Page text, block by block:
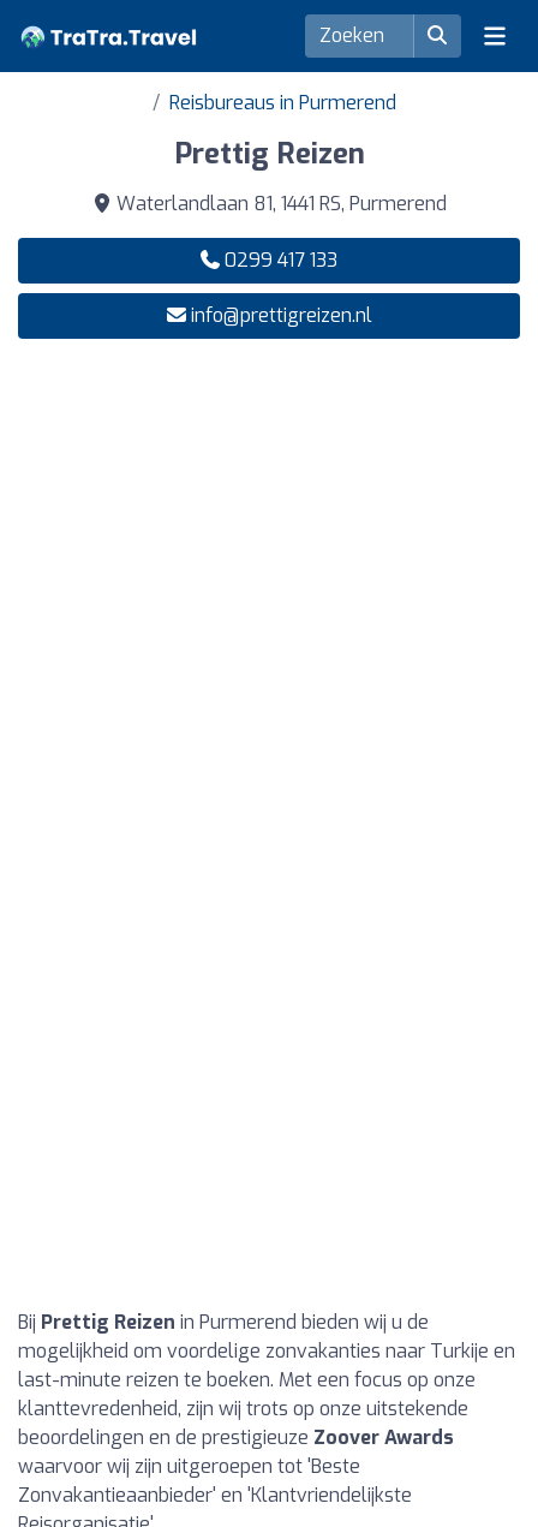
Reisbureaus in Purmerend
Prettig Reizen
Waterlandlaan 81, 1441 RS, Purmerend
0299 417 133
info@prettigreizen.nl
Bij Prettig Reizen in Purmerend bieden wij u de
mogelijkheid om voordelige zonvakanties naar Turkije en
last-minute reizen te boeken. Met een focus op onze
klanttevredenheid, zijn wij trots op onze uitstekende
beoordelingen en de prestigieuze Zoover Awards
waarvoor wij zijn uitgeroepen tot 'Beste
Zonvakantieaanbieder' en 'Klantvriendelijkste